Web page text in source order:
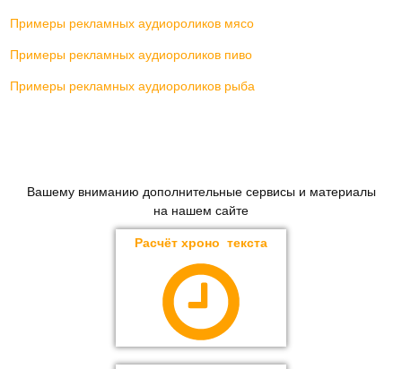
Примеры рекламных аудиороликов мясо
Примеры рекламных аудиороликов пиво
Примеры рекламных аудиороликов рыба
Вашему вниманию дополнительные сервисы и материалы
на нашем сайте
Расчёт хроно текста